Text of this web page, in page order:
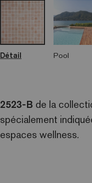
Détail Pool
2523-B de la
spécialement
espaces wellness.